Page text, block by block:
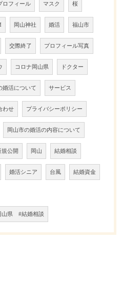
ロフィール マスク 桜
岡山神社 婚活 福山市
交際終了 プロフィール写真
コロナ岡山県 ドクター
婚活について サービス
わせ プライバシーポリシー
岡山市の婚活の内容について
規公開 岡山 結婚相談
婚活シニア 台風 結婚資金
県 #結婚相談